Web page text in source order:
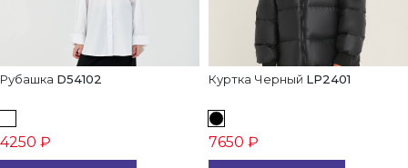
Рубашка D54102
4250 ₽
Куртка Черный LP2401
7650 ₽